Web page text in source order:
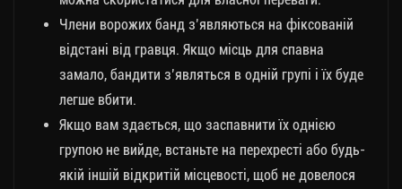
Члени ворожих банд з’являються на фіксованій
відстані від гравця. Якщо місць для спавна
замало, бандити з’являться в одній групі і їх буде
легше вбити.
Якщо вам здається, що заспавнити їх однією
групою не вийде, встаньте на перехресті або будь-
якій іншій відкритій місцевості, щоб не довелося